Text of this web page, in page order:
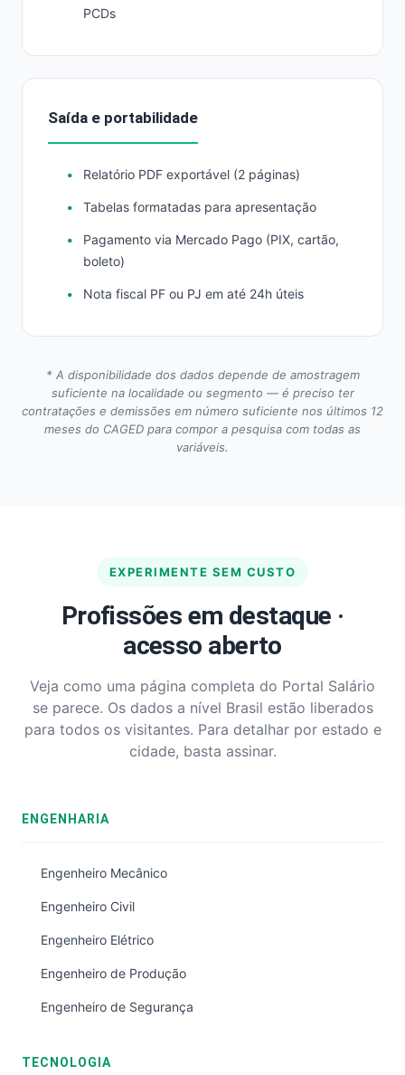
PCDs
Saída e portabilidade
Relatório PDF exportável (2 páginas)
Tabelas formatadas para apresentação
Pagamento via Mercado Pago (PIX, cartão,
boleto)
Nota fiscal PF ou PJ em até 24h úteis
* A disponibilidade dos dados depende de amostragem
suficiente na localidade ou segmento — é preciso ter
contratações e demissões em número suficiente nos últimos 12
meses do CAGED para compor a pesquisa com todas as
variáveis.
EXPERIMENTE SEM CUSTO
Profissões em destaque ·
acesso aberto
Veja como uma página completa do Portal Salário
se parece. Os dados a nível Brasil estão liberados
para todos os visitantes. Para detalhar por estado e
cidade, basta assinar.
ENGENHARIA
Engenheiro Mecânico
Engenheiro Civil
Engenheiro Elétrico
Engenheiro de Produção
Engenheiro de Segurança
TECNOLOGIA